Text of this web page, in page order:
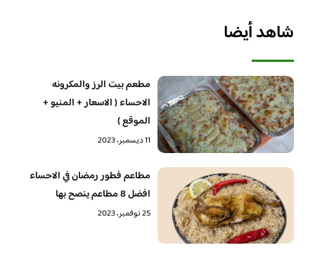
شاهد أيضا
مطعم بيت الرز والمكرونه
الاحساء ( الاسعار + المنيو +
الموقع )
11 ديسمبر، 2023
مطاعم فطور رمضان في الاحساء
افضل 8 مطاعم ينصح بها
25 نوفمبر، 2023